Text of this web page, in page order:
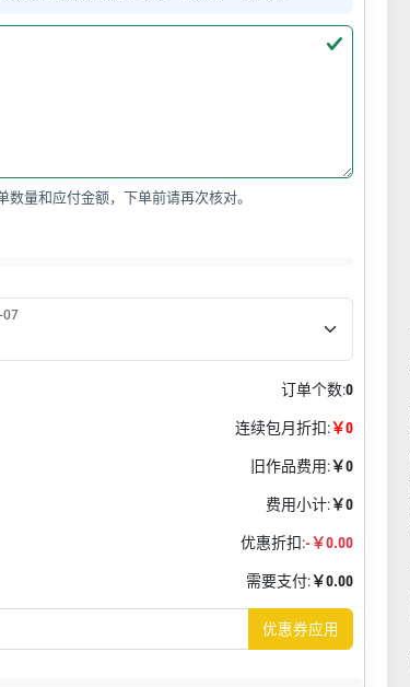
数量和应付金额，下单前请再次核对。
07
订单个数:0
连续包月折扣:￥0
旧作品费用:￥0
费用小计:￥0
优惠折扣:-￥0.00
需要支付:￥0.00
优惠券应用